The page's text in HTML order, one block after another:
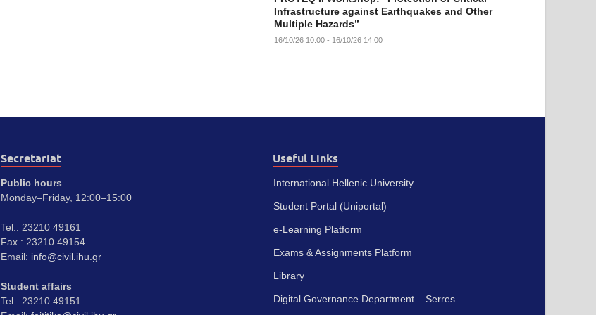
Infrastructure against Earthquakes and Other
Multiple Hazards”
16/10/26 10:00 - 16/10/26 14:00
Secretariat
Public hours
Monday–Friday, 12:00–15:00
Tel.: 23210 49161
Fax.: 23210 49154
Email: info@civil.ihu.gr
Student affairs
Tel.: 23210 49151
Useful Links
International Hellenic University
Student Portal (Uniportal)
e-Learning Platform
Exams & Assignments Platform
Library
Digital Governance Department – Serres